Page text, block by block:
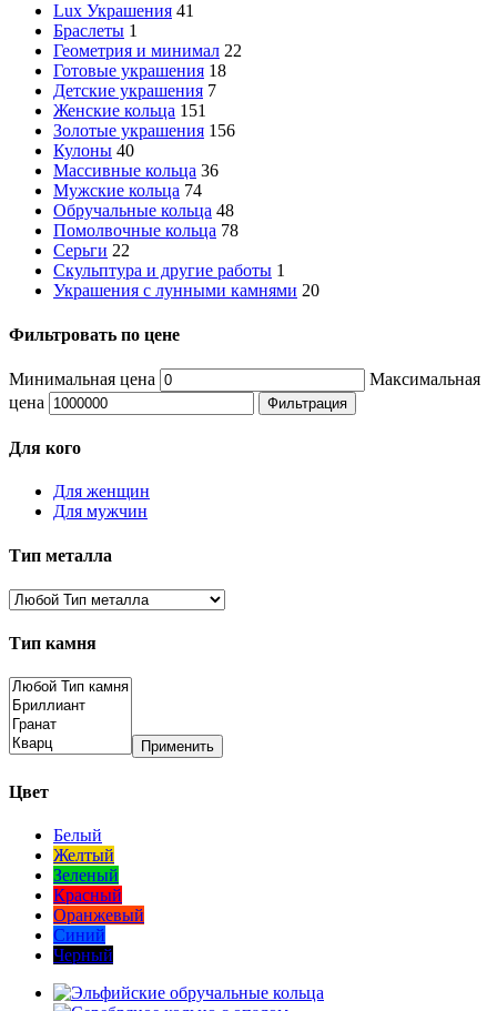
Lux Украшения 41
Браслеты 1
Геометрия и минимал 22
Готовые украшения 18
Детские украшения 7
Женские кольца 151
Золотые украшения 156
Кулоны 40
Массивные кольца 36
Мужские кольца 74
Обручальные кольца 48
Помолвочные кольца 78
Серьги 22
Скульптура и другие работы 1
Украшения с лунными камнями 20
Фильтровать по цене
Минимальная цена
Максимальная
цена
Фильтрация
Для кого
Для женщин
Для мужчин
Тип металла
Тип камня
Применить
Цвет
Белый
Желтый
Зеленый
Красный
Оранжевый
Синий
Черный